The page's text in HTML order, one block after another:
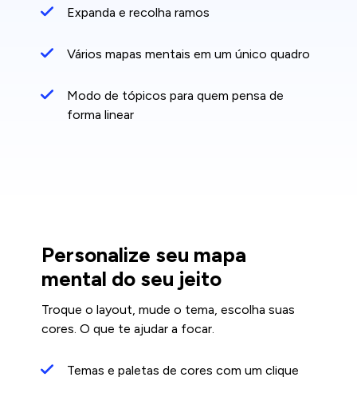
Expanda e recolha ramos
Vários mapas mentais em um único quadro
Modo de tópicos para quem pensa de
forma linear
Personalize seu mapa
mental do seu jeito
Troque o layout, mude o tema, escolha suas
cores. O que te ajudar a focar.
Temas e paletas de cores com um clique